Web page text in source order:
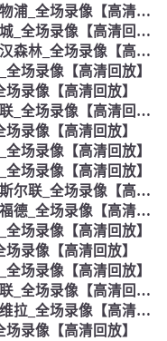
2026年05月24日 布伦特福德VS利物浦_全场录像【高清回放】
2026年05月24日 阿斯顿维拉VS曼城_全场录像【高清回放】
2026年05月24日 伯恩茅斯VS诺丁汉森林_全场录像【高清回放】
场录像【高清回放】
录像【高清回放】
2026年05月24日 利兹联VS西汉姆联_全场录像【高清回放】
录像【高清回放】
场录像【高清回放】
场录像【高清回放】
2026年05月18日 西汉姆联VS纽卡斯尔联_全场录像【高清回放】
2026年05月17日 水晶宫VS布伦特福德_全场录像【高清回放】
场录像【高清回放】
录像【高清回放】
场录像【高清回放】
2026年05月17日 诺丁汉森林VS曼联_全场录像【高清回放】
2026年05月16日 利物浦VS阿斯顿维拉_全场录像【高清回放】
录像【高清回放】